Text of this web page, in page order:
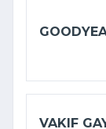
VAKIF